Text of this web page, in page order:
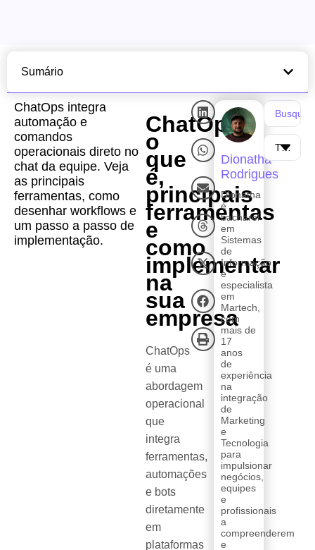
ChatOps integra
automação e
comandos
operacionais direto no
chat da equipe. Veja
as principais
ferramentas, como
desenhar workflows e
um passo a passo de
implementação.
ChatOps:
o
que
é,
principais
ferramentas
e
como
implementar
na
sua
empresa
ChatOps
é uma
abordagem
operacional
que
integra
ferramentas,
automações
e bots
diretamente
em
plataformas
Dionatha
Rodrigues
Dionatha
é
bacharel
em
Sistemas
de
Informação
e
especialista
em
Martech,
com
mais de
17
anos
de
experiência
na
integração
de
Marketing
e
Tecnologia
para
impulsionar
negócios,
equipes
e
profissionais
a
compreenderem
e
Sumário